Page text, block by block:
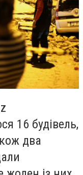
16 будівель,
два